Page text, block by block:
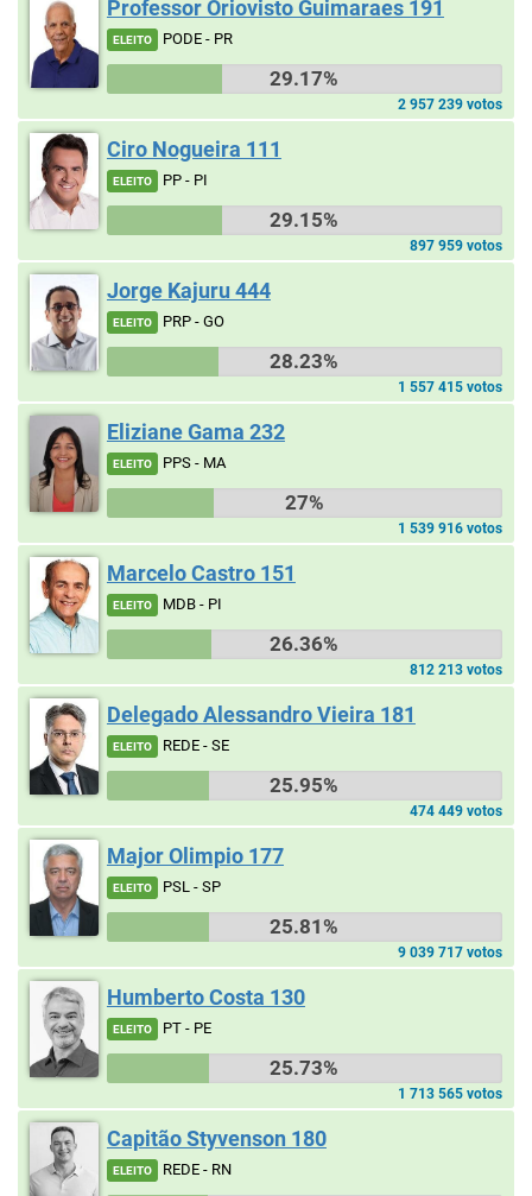
Professor Oriovisto Guimaraes 191
ELEITO PODE - PR
29.17%
2 957 239 votos
Ciro Nogueira 111
ELEITO PP - PI
29.15%
897 959 votos
Jorge Kajuru 444
ELEITO PRP - GO
28.23%
1 557 415 votos
Eliziane Gama 232
ELEITO PPS - MA
27%
1 539 916 votos
Marcelo Castro 151
ELEITO MDB - PI
26.36%
812 213 votos
Delegado Alessandro Vieira 181
ELEITO REDE - SE
25.95%
474 449 votos
Major Olimpio 177
ELEITO PSL - SP
25.81%
9 039 717 votos
Humberto Costa 130
ELEITO PT - PE
25.73%
1 713 565 votos
Capitão Styvenson 180
ELEITO REDE - RN